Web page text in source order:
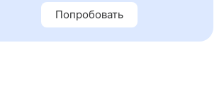
ждет
Попробовать